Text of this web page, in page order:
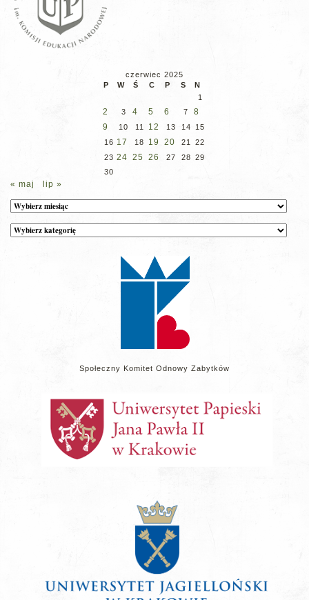
czerwiec 2025
P
W Ś C P S
N
1
2 3 4 5 6 7
8
9
10 11 12 13 14
15
16 17 18 19 20 21
22
23 24 25 26 27 28 29
30
« maj lip »
Archiwum
Kategorie
wpisów
Społeczny Komitet Odnowy Zabytków